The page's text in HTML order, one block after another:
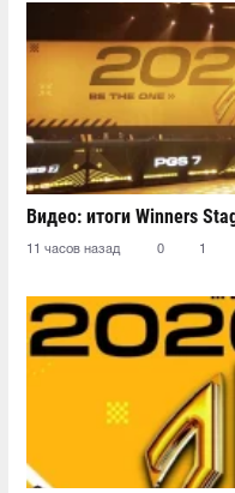
Видео: итоги Winners
11 часов назад 0 1